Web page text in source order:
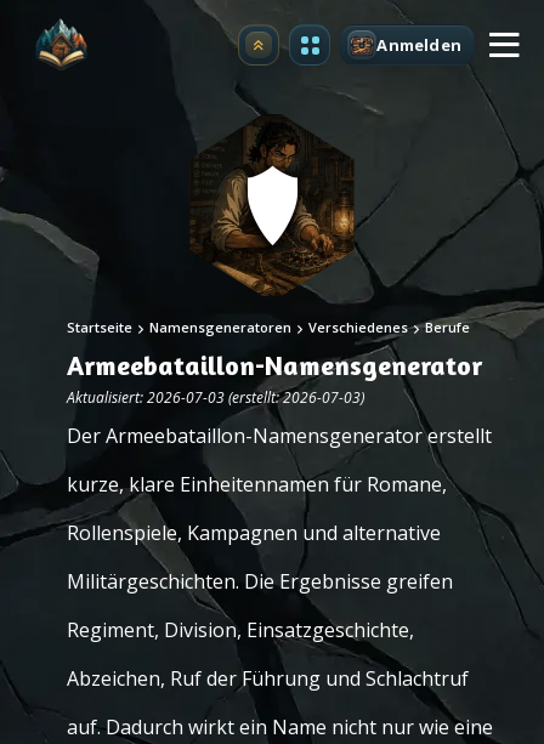
Upgrade Anmelden
Startseite Namensgeneratoren Verschiedenes Berufe
Armeebataillon-Namensgenerator
Aktualisiert: 2026-07-03 (erstellt: 2026-07-03)
Der Armeebataillon-Namensgenerator erstellt
kurze, klare Einheitennamen für Romane,
Rollenspiele, Kampagnen und alternative
Militärgeschichten. Die Ergebnisse greifen
Regiment, Division, Einsatzgeschichte,
Abzeichen, Ruf der Führung und Schlachtruf
auf. Dadurch wirkt ein Name nicht nur wie eine